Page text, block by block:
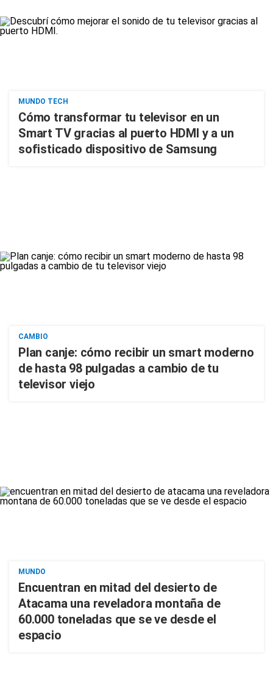
MUNDO TECH
Cómo transformar tu televisor en un
Smart TV gracias al puerto HDMI y a un
sofisticado dispositivo de Samsung
CAMBIO
Plan canje: cómo recibir un smart moderno
de hasta 98 pulgadas a cambio de tu
televisor viejo
MUNDO
Encuentran en mitad del desierto de
Atacama una reveladora montaña de
60.000 toneladas que se ve desde el
espacio